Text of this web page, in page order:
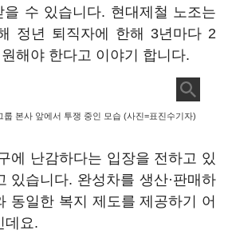
수 있습니다. 현대제철 노조는
정년 퇴직자에 한해 3년마다 2
해야 한다고 이야기 합니다.
룹 본사 앞에서 투쟁 중인 모습 (사진=표진수기자)
에 난감하다는 입장을 전하고 있
있습니다. 완성차를 생산·판매하
동일한 복지 제도를 제공하기 어
데요.